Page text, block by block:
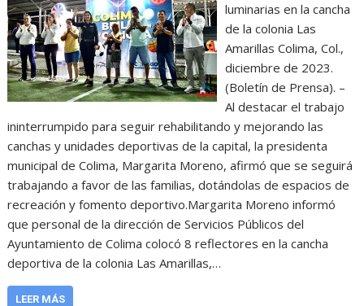
luminarias en la cancha
de la colonia Las
Amarillas Colima, Col.,
diciembre de 2023.
(Boletín de Prensa). –
Al destacar el trabajo
ininterrumpido para seguir rehabilitando y mejorando las
canchas y unidades deportivas de la capital, la presidenta
municipal de Colima, Margarita Moreno, afirmó que se seguirá
trabajando a favor de las familias, dotándolas de espacios de
recreación y fomento deportivo.Margarita Moreno informó
que personal de la dirección de Servicios Públicos del
Ayuntamiento de Colima colocó 8 reflectores en la cancha
deportiva de la colonia Las Amarillas,…
LEER MÁS